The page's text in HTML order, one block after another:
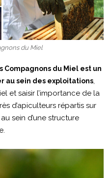
du Miel
du Miel est un
au sein des exploitations,
et saisir l’importance de la
d’apiculteurs répartis sur
sein d’une structure